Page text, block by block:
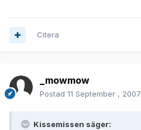
Citera
_mowmow
Postad 11 September , 2007
Kissemissen säger: